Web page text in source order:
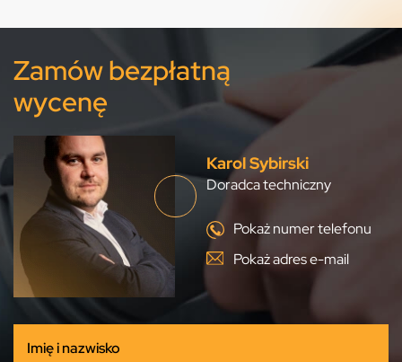
Zamów bezpłatną
wycenę
Karol Sybirski
Doradca techniczny
Pokaż numer telefonu
Pokaż adres e-mail
Imię i nazwisko